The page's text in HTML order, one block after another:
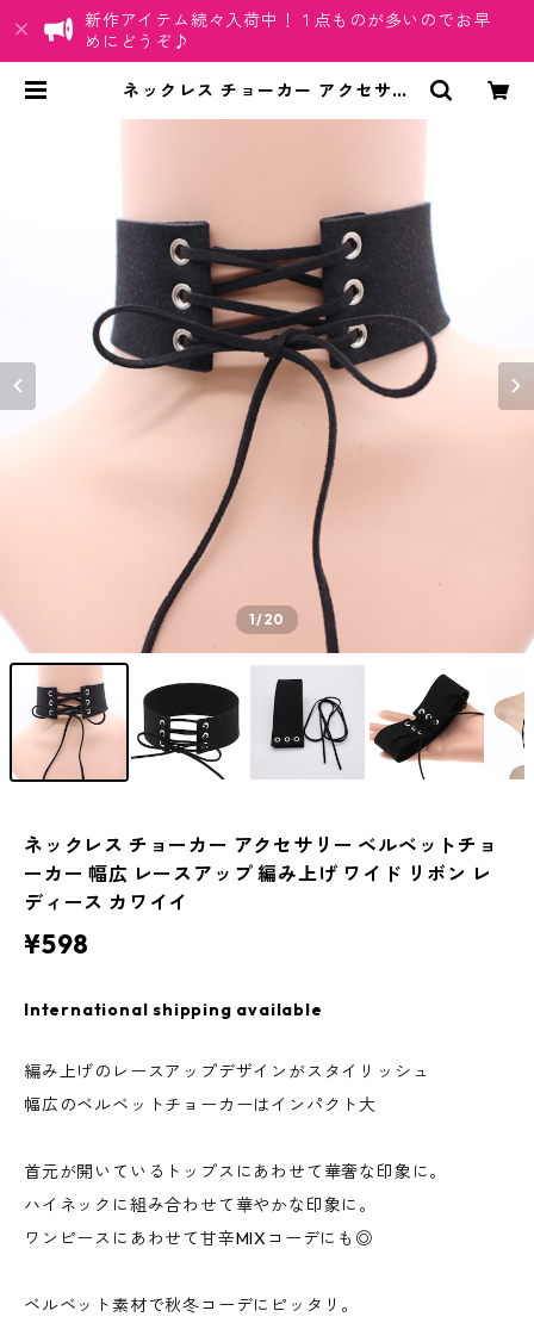
新作アイテム続々入荷中！１点ものが多いのでお早
めにどうぞ♪
ネックレス チョーカー アクセサリ
1/20
ネックレス チョーカー アクセサリー ベルベットチョ
ーカー 幅広 レースアップ 編み上げ ワイド リボン レ
ディース カワイイ
¥598
International shipping available
編み上げのレースアップデザインがスタイリッシュ
幅広のベルベットチョーカーはインパクト大
首元が開いているトップスにあわせて華奢な印象に。
ハイネックに組み合わせて華やかな印象に。
ワンピースにあわせて甘辛MIXコーデにも◎
ベルベット素材で秋冬コーデにピッタリ。